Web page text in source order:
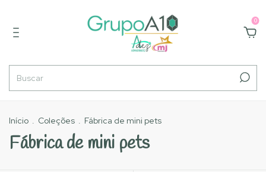
0
Início . Coleções . Fábrica de mini pets
Fábrica de mini pets